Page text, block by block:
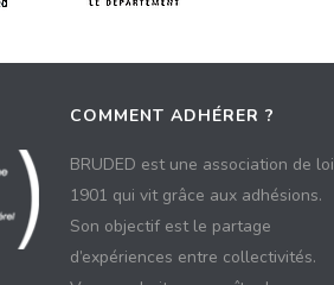
COMMENT ADHÉRER ?
BRUDED est une association de loi
1901 qui vit grâce aux adhésions.
Son objectif est le partage
d’expériences entre collectivités.